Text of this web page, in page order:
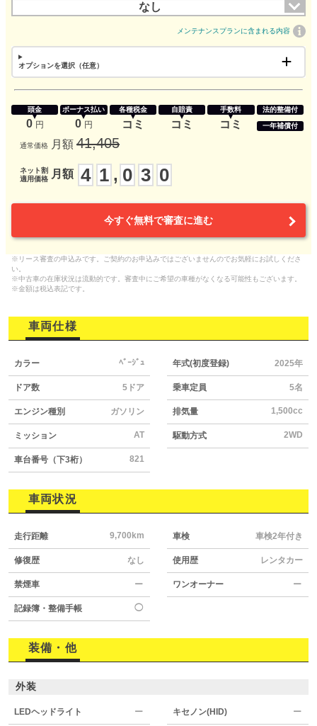
なし
メンテナンスプランに含まれる内容
オプションを選択（任意）
頭金
0 円
ボーナス払い
0 円
各種税金
コミ
自賠責
コミ
手数料
コミ
法的整備付
一年補償付
通常価格 月額 41,405
ネット割
適用価格
月額 4 1 , 0 3 0
今すぐ無料で審査に進む
※リース審査の申込みです。ご契約のお申込みではございませんのでお気軽にお試しくださ
い。
※中古車の在庫状況は流動的です。審査中にご希望の車種がなくなる可能性もございます。
※金額は税込表記です。
車両仕様
カラー ﾍﾞｰｼﾞｭ 年式(初度登録) 2025年
ドア数 5ドア 乗車定員 5名
エンジン種別 ガソリン 排気量 1,500cc
ミッション AT 駆動方式 2WD
車台番号（下3桁） 821
車両状況
走行距離 9,700km 車検 車検2年付き
修復歴 なし 使用歴 レンタカー
禁煙車 ー ワンオーナー ー
記録簿・整備手帳 ◯
装備・他
外装
LEDヘッドライト ー キセノン(HID) ー